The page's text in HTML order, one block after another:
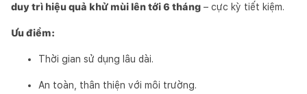
duy trì hiệu quả khử mùi lên tới 6 tháng – cực kỳ tiết kiệm.
Ưu điểm:
Thời gian sử dụng lâu dài.
An toàn, thân thiện với môi trường.